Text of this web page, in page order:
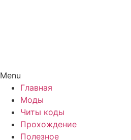
Menu
Главная
Моды
Читы коды
Прохождение
Полезное